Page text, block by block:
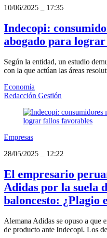
10/06/2025
17:35
Indecopi:
abogado para
Según la entidad, un estudio
con la que actúan las áreas
Economía
Redacción Gestión
Empresas
28/05/2025
12:22
El empresario
Adidas por la suela
baloncesto: ¿Plagio
Alemana Adidas se opuso a que
de producto ante Indecopi. Los